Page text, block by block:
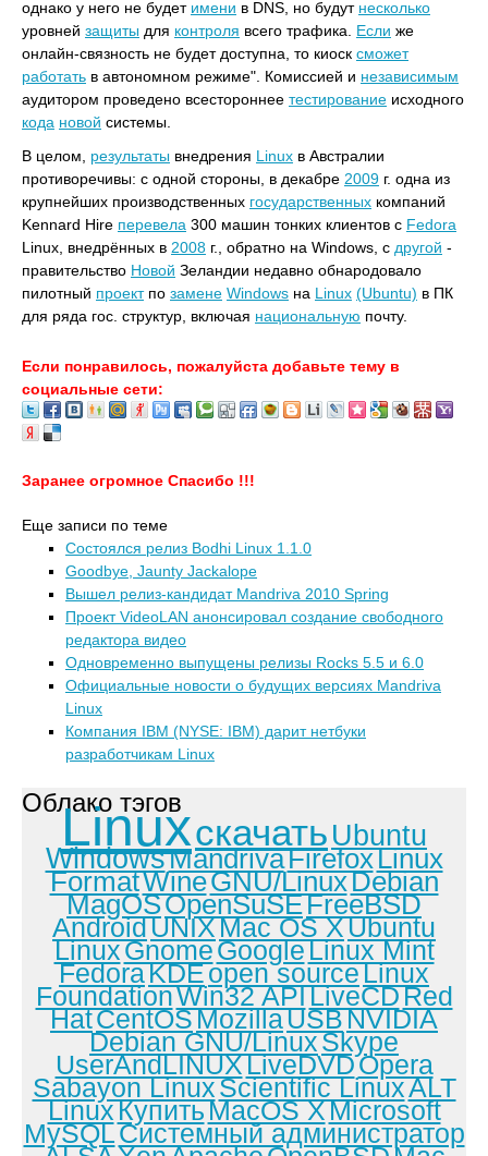
однако у него не будет имени в DNS, но будут несколько
уровней защиты для контроля всего трафика. Если же
онлайн-связность не будет доступна, то киоск сможет
работать в автономном режиме". Комиссией и независимым
аудитором проведено всестороннее тестирование исходного
кода новой системы.
В целом, результаты внедрения Linux в Австралии
противоречивы: с одной стороны, в декабре 2009 г. одна из
крупнейших производственных государственных компаний
Kennard Hire перевела 300 машин тонких клиентов с Fedora
Linux, внедрённых в 2008 г., обратно на Windows, с другой -
правительство Новой Зеландии недавно обнародовало
пилотный проектпо замене Windows на Linux (Ubuntu) в ПК
для ряда гос. структур, включая национальную почту.
Если понравилось, пожалуйста добавьте тему в
социальные сети:
Заранее огромное Спасибо !!!
Еще записи по теме
Состоялся релиз Bodhi Linux 1.1.0
Goodbye, Jaunty Jackalope
Вышел релиз-кандидат Mandriva 2010 Spring
Проект VideoLAN анонсировал создание свободного
редактора видео
Одновременно выпущены релизы Rocks 5.5 и 6.0
Официальные новости о будущих версиях Mandriva
Linux
Компания IBM (NYSE: IBM) дарит нетбуки
разработчикам Linux
Облако тэгов
Linuxскачать Ubuntu
WindowsMandrivaFirefoxLinux
FormatWineGNU/LinuxDebian
MagOSOpenSuSEFreeBSD
AndroidUNIXMac OS XUbuntu
LinuxGnomeGoogleLinux Mint
FedoraKDEopen sourceLinux
FoundationWin32 APILiveCDRed
HatCentOSMozillaUSBNVIDIA
Debian GNU/LinuxSkype
UserAndLINUXLiveDVDOpera
Sabayon LinuxScientific LinuxALT
LinuxКупитьMacOS XMicrosoft
MySQLСистемный администратор